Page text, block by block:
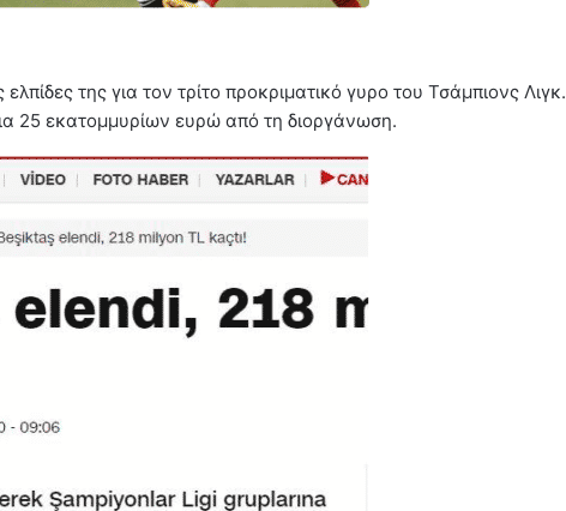
της για τον τρίτο προκριματικό γυρο του Τσάμπιονς Λιγκ.
25 εκατομμυρίων ευρώ από τη διοργάνωση.